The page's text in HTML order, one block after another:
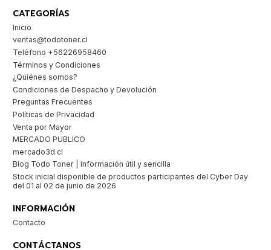
CATEGORÍAS
Inicio
ventas@todotoner.cl
Teléfono +56226958460
Términos y Condiciones
¿Quiénes somos?
Condiciones de Despacho y Devolución
Preguntas Frecuentes
Políticas de Privacidad
Venta por Mayor
MERCADO PUBLICO
mercado3d.cl
Blog Todo Toner | Información útil y sencilla
Stock inicial disponible de productos participantes del Cyber Day
del 01 al 02 de junio de 2026
INFORMACIÓN
Contacto
CONTÁCTANOS